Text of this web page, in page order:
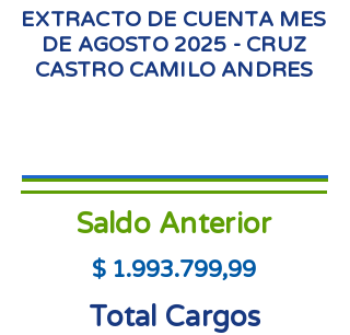
EXTRACTO DE CUENTA MES
DE AGOSTO 2025 - CRUZ
CASTRO CAMILO ANDRES
Saldo Anterior
$ 1.993.799,99
Total Cargos